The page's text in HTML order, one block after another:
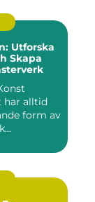
Utforska
Skapa
form av